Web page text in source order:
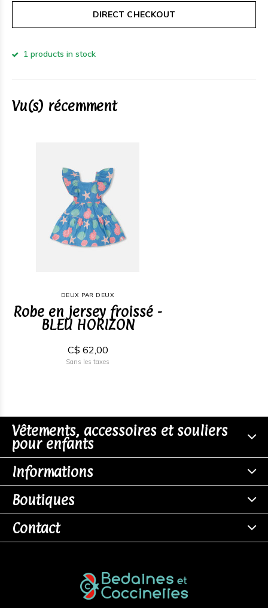
DIRECT CHECKOUT
1 products in stock
Vu(s) récemment
DEUX PAR DEUX
Robe en jersey froissé -
BLEU HORIZON
C$ 62,00
Sans les taxes
Vêtements, accessoires et souliers
pour enfants
Informations
Boutiques
Contact